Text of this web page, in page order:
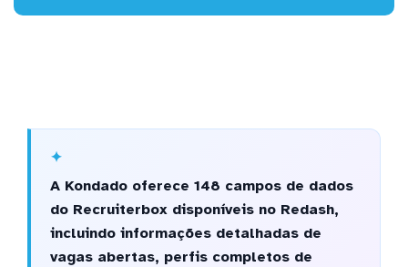
A Kondado oferece 148 campos de dados
do Recruiterbox disponíveis no Redash,
incluindo informações detalhadas de
vagas abertas, perfis completos de